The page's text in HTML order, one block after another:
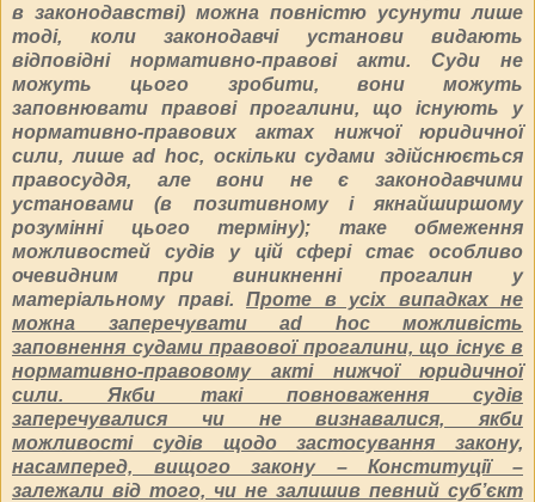
в законодавстві) можна повністю усунути лише
тоді, коли законодавчі установи видають
відповідні нормативно-правові акти. Суди не
можуть цього зробити, вони можуть
заповнювати правові прогалини, що існують у
нормативно-правових актах нижчої юридичної
сили, лише ad hoc, оскільки судами здійснюється
правосуддя, але вони не є законодавчими
установами (в позитивному і якнайширшому
розумінні цього терміну); таке обмеження
можливостей судів у цій сфері стає особливо
очевидним при виникненні прогалин у
матеріальному праві. Проте в усіх випадках не
можна заперечувати ad hoc можливість
заповнення судами правової прогалини, що існує в
нормативно-правовому акті нижчої юридичної
сили. Якби такі повноваження судів
заперечувалися чи не визнавалися, якби
можливості судів щодо застосування закону,
насамперед, вищого закону – Конституції –
залежали від того, чи не залишив певний суб’єкт